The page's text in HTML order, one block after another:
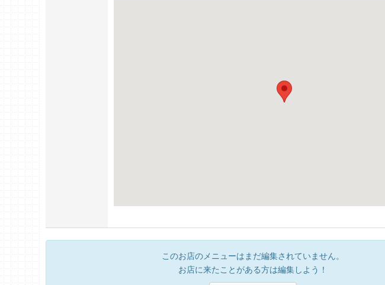
このお店のメニューはまだ編集されていません。
お店に来たことがある方は編集しよう！